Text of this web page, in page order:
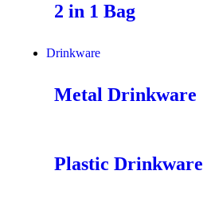
2 in 1 Bag
Drinkware
Metal Drinkware
Plastic Drinkware